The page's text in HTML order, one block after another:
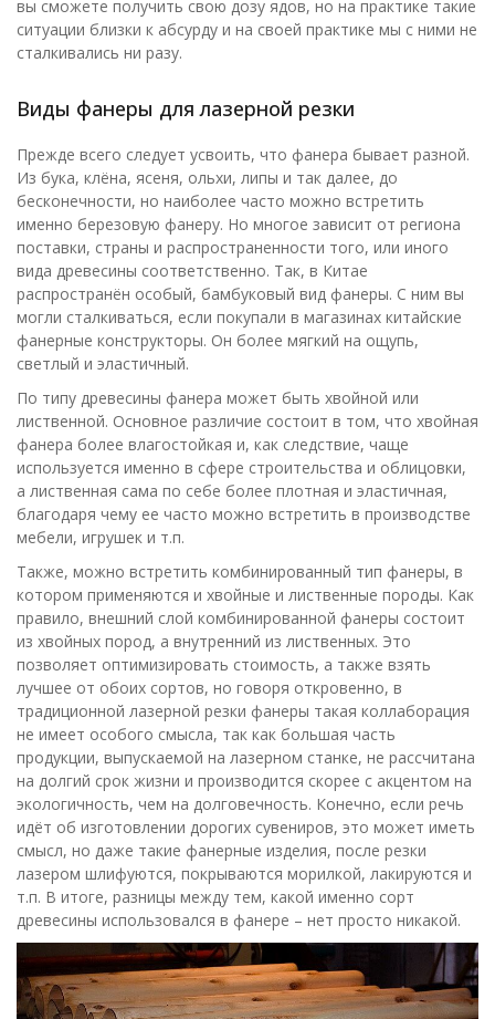
вы сможете получить свою дозу ядов, но на практике такие
ситуации близки к абсурду и на своей практике мы с ними не
сталкивались ни разу.
Виды фанеры для лазерной резки
Прежде всего следует усвоить, что фанера бывает разной.
Из бука, клёна, ясеня, ольхи, липы и так далее, до
бесконечности, но наиболее часто можно встретить
именно березовую фанеру. Но многое зависит от региона
поставки, страны и распространенности того, или иного
вида древесины соответственно. Так, в Китае
распространён особый, бамбуковый вид фанеры. С ним вы
могли сталкиваться, если покупали в магазинах китайские
фанерные конструкторы. Он более мягкий на ощупь,
светлый и эластичный.
По типу древесины фанера может быть хвойной или
лиственной. Основное различие состоит в том, что хвойная
фанера более влагостойкая и, как следствие, чаще
используется именно в сфере строительства и облицовки,
а лиственная сама по себе более плотная и эластичная,
благодаря чему ее часто можно встретить в производстве
мебели, игрушек и т.п.
Также, можно встретить комбинированный тип фанеры, в
котором применяются и хвойные и лиственные породы. Как
правило, внешний слой комбинированной фанеры состоит
из хвойных пород, а внутренний из лиственных. Это
позволяет оптимизировать стоимость, а также взять
лучшее от обоих сортов, но говоря откровенно, в
традиционной лазерной резки фанеры такая коллаборация
не имеет особого смысла, так как большая часть
продукции, выпускаемой на лазерном станке, не рассчитана
на долгий срок жизни и производится скорее с акцентом на
экологичность, чем на долговечность. Конечно, если речь
идёт об изготовлении дорогих сувениров, это может иметь
смысл, но даже такие фанерные изделия, после резки
лазером шлифуются, покрываются морилкой, лакируются и
т.п. В итоге, разницы между тем, какой именно сорт
древесины использовался в фанере – нет просто никакой.